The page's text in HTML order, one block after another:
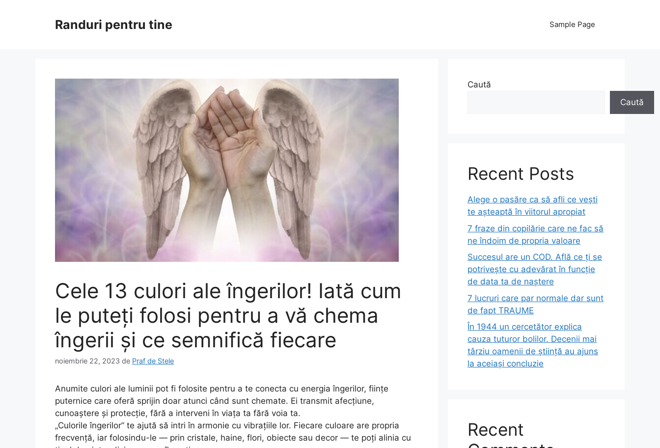
Randuri pentru tine Sample Page
Cele 13 culori ale îngerilor! Iată cum
le puteți folosi pentru a vă chema
îngerii și ce semnifică fiecare
noiembrie 22, 2023 de Praf de Stele
Anumite culori ale luminii pot fi folosite pentru a te conecta cu energia îngerilor, ființe
puternice care oferă sprijin doar atunci când sunt chemate. Ei transmit afecțiune,
cunoaștere și protecție, fără a interveni în viața ta fără voia ta.
„Culorile îngerilor” te ajută să intri în armonie cu vibrațiile lor. Fiecare culoare are propria
frecvență, iar folosindu-le — prin cristale, haine, flori, obiecte sau decor — te poți alinia cu
Caută
Caută
Recent Posts
Alege o pasăre ca să afli ce vești
te așteaptă în viitorul apropiat
7 fraze din copilărie care ne fac să
ne îndoim de propria valoare
Succesul are un COD. Află ce ți se
potrivește cu adevărat în funcție
de data ta de naștere
7 lucruri care par normale dar sunt
de fapt TRAUME
În 1944 un cercetător explica
cauza tuturor bolilor. Decenii mai
târziu oamenii de știință au ajuns
la aceiași concluzie
Recent